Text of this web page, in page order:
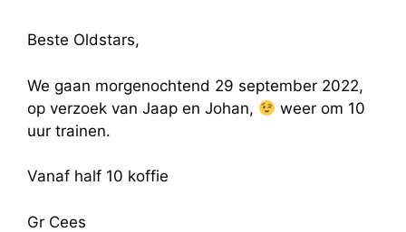
Beste Oldstars,
We gaan morgenochtend 29 september 2022,
op verzoek van Jaap en Johan,
weer om 10
uur trainen.
Vanaf half 10 koffie
Gr Cees